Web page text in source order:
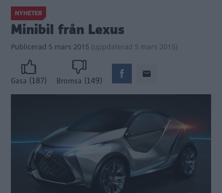
NYHETER
Minibil från Lexus
Publicerad 5 mars 2015 (uppdaterad 5 mars 2015)
Gasa (187) Bromsa (149)